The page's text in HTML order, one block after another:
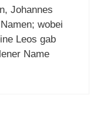
Johannes
wobei
Leos gab
Name